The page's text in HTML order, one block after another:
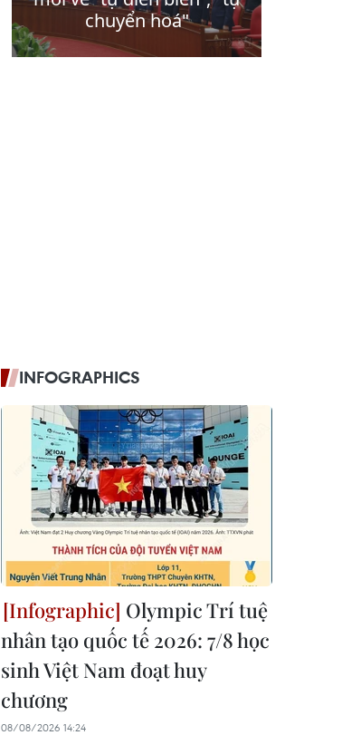
INFOGRAPHICS
Olympic Trí tuệ
nhân tạo quốc tế 2026: 7/8 học
sinh Việt Nam đoạt huy
chương
08/08/2026 14:24